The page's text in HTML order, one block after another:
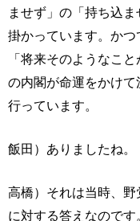
ませず」の「持ち込
掛かっています。かつ
「将来そのようなこ
の内閣が命運をかけ
行っています。
飯田）ありましたね。
高橋）それは当時、
に対する答えなので